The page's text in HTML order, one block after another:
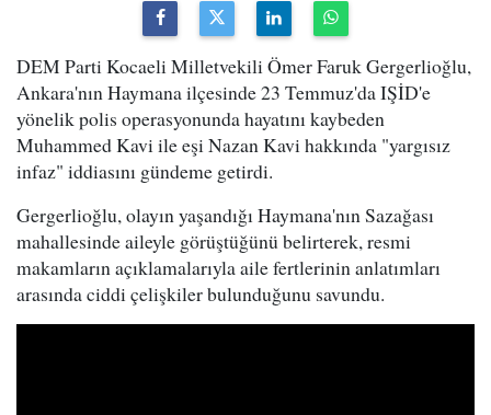
DEM Parti Kocaeli Milletvekili Ömer Faruk Gergerlioğlu,
Ankara'nın Haymana ilçesinde 23 Temmuz'da IŞİD'e
yönelik polis operasyonunda hayatını kaybeden
Muhammed Kavi ile eşi Nazan Kavi hakkında "yargısız
infaz" iddiasını gündeme getirdi.
Gergerlioğlu, olayın yaşandığı Haymana'nın Sazağası
mahallesinde aileyle görüştüğünü belirterek, resmi
makamların açıklamalarıyla aile fertlerinin anlatımları
arasında ciddi çelişkiler bulunduğunu savundu.